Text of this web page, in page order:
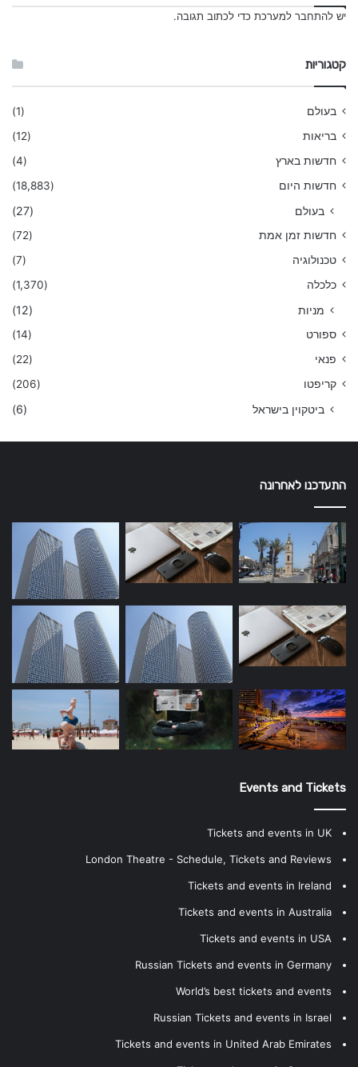
יש להתחבר למערכת כדי לכתוב תגובה.
קטגוריות
בעולם
(1)
בריאות
(12)
חדשות בארץ
(4)
חדשות היום
(18,883)
בעולם (27)
חדשות זמן אמת
(72)
טכנולוגיה
(7)
כלכלה
(1,370)
מניות (12)
ספורט
(14)
פנאי
(22)
קריפטו
(206)
ביטקוין בישראל (6)
התעדכנו לאחרונה
Events and Tickets
Tickets and events in UK
London Theatre - Schedule, Tickets and Reviews
Tickets and events in Ireland
Tickets and events in Australia
Tickets and events in USA
Russian Tickets and events in Germany
World’s best tickets and events
Russian Tickets and events in Israel
Tickets and events in United Arab Emirates